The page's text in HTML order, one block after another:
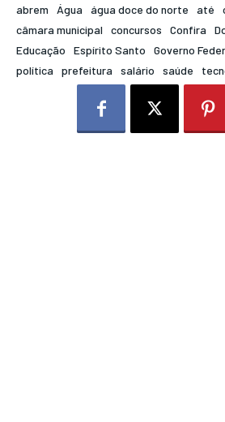
abrem Água água doce do norte até
câmara municipal
concursos Confira
Educação
Espírito Santo Governo
política
prefeitura salário saúde